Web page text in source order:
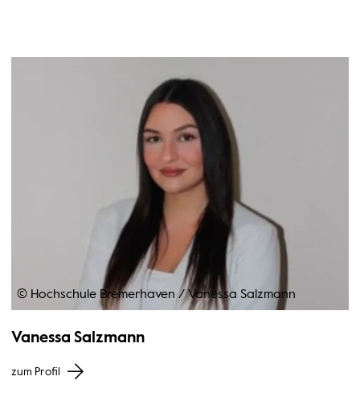
© Hochschule Bremerhaven/Vanessa Salzmann
Vanessa Salzmann
zum Profil